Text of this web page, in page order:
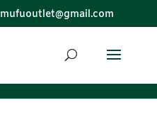
mufuoutlet@gmail.com